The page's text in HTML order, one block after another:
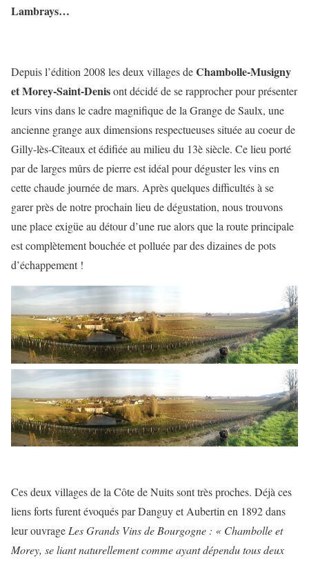
Lambrays…
Depuis l’édition 2008 les deux villages deChambolle-Musigny
et Morey-Saint-Denisont décidé de se rapprocher pour présenter
leurs vins dans le cadre magnifique de la Grange de Saulx, une
ancienne grange aux dimensions respectueuses située au coeur de
Gilly-lès-Cîteaux et édifiée au milieu du 13è siècle. Ce lieu porté
par de larges mûrs de pierre est idéal pour déguster les vins en
cette chaude journée de mars. Après quelques difficultés à se
garer près de notre prochain lieu de dégustation, nous trouvons
une place exigüe au détour d’une rue alors que la route principale
est complètement bouchée et polluée par des dizaines de pots
d’échappement !
Ces deux villages de la Côte de Nuits sont très proches. Déjà ces
liens forts furent évoqués par Danguy et Aubertin en 1892 dans
leur ouvrage Les Grands Vins de Bourgogne : « Chambolle et
Morey, se liant naturellement comme ayant dépendu tous deux